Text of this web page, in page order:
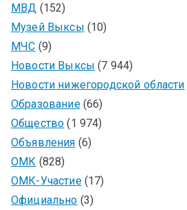
МВД (152)
Музей Выксы (10)
МЧС (9)
Новости Выксы (7 944)
Новости нижегородской области
Образование(66)
Общество (1 974)
Объявления (6)
ОМК (828)
ОМК-Участие(17)
Официально (3)